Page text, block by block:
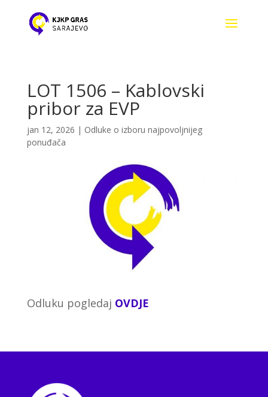
LOT 1506 – Kablovski
pribor za EVP
jan 12, 2026 | Odluke o izboru najpovoljnijeg
ponuđača
Odluku pogledaj OVDJE